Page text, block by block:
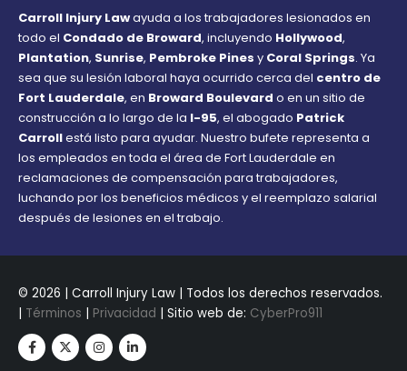
Carroll Injury Lawayuda a los trabajadores lesionados en
todo el Condado de Broward, incluyendo Hollywood,
Plantation, Sunrise, Pembroke Pines y Coral Springs. Ya
sea que su lesión laboral haya ocurrido cerca del centro de
Fort Lauderdale, en Broward Boulevard o en un sitio de
construcción a lo largo de la I-95, el abogado Patrick
Carrollestá listo para ayudar. Nuestro bufete representa a
los empleados en toda el área de Fort Lauderdale en
reclamaciones de compensación para trabajadores,
luchando por los beneficios médicos y el reemplazo salarial
después de lesiones en el trabajo.
© 2026 | Carroll Injury Law | Todos los derechos reservados.
Términos Privacidad | Sitio web de: CyberPro911